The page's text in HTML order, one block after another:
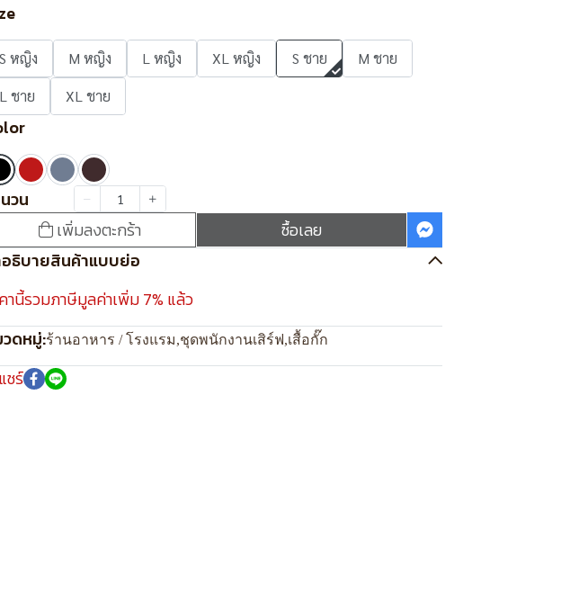
S หญิง M หญิง L หญิง XL หญิง S ชาย
M ชาย
L ชาย
XL ชาย
วน
เพิ่มลงตะกร้า
ซื้อเลย
ธิบายสินค้าแบบย่อ
านี้รวมภาษีมูลค่าเพิ่ม 7% แล้ว
ดหมู่:ร้านอาหาร / โรงแรม,ชุดพนักงานเสิร์ฟ,เสื้อกั๊ก
แชร์